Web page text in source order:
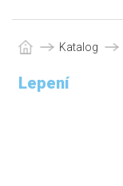
Katalog
Lepení